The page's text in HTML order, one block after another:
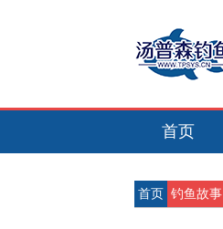
首页
首页 钓鱼故事